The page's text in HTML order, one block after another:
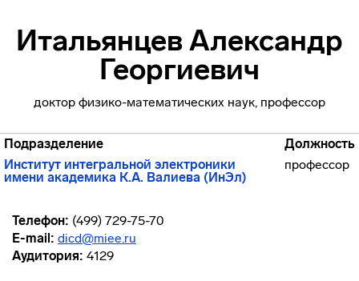
Итальянцев Александр
Георгиевич
доктор физико-математических наук, профессор
Подразделение
Должность
Институт интегральной электроники
имени академика К.А. Валиева (ИнЭл)
профессор
Телефон: (499) 729-75-70
E-mail: dicd@miee.ru
Аудитория: 4129